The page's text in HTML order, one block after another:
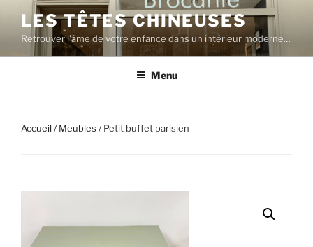
contenu
principal
LES TÊTES CHINEUSES
Retrouver l'âme de votre enfance dans un intérieur moderne…
Menu
Accueil/Meubles / Petit buffet parisien